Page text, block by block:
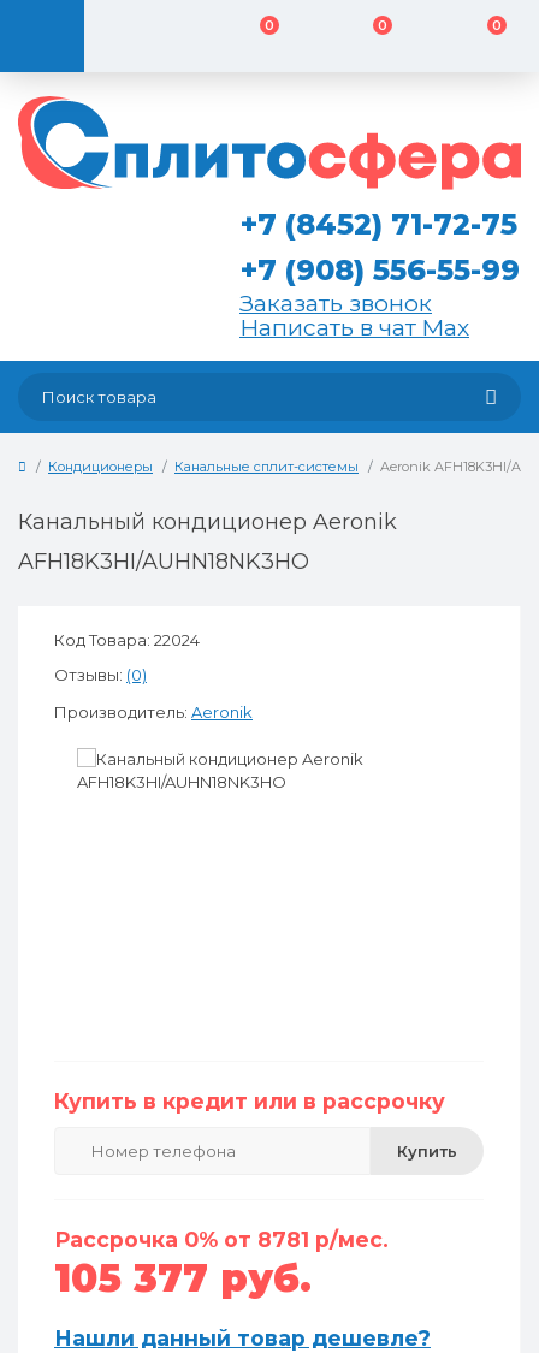
0 0 0
+7 (8452) 71-72-75
+7 (908) 556-55-99
Заказать звонок
Написать в чат Max
Кондиционеры Канальные сплит-системы Aeronik AFH18K3HI/
Канальный кондиционер Aeronik
AFH18K3HI/AUHN18NK3HO
Код Товара: 22024
Отзывы: (0)
Производитель: Aeronik
Купить в кредит или в рассрочку
Купить
Рассрочка 0% от 8781 р/мес.
105 377 руб.
Нашли данный товар дешевле?